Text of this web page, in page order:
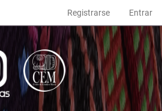
Registrarse Entrar